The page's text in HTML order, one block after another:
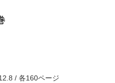
/ 各160ページ